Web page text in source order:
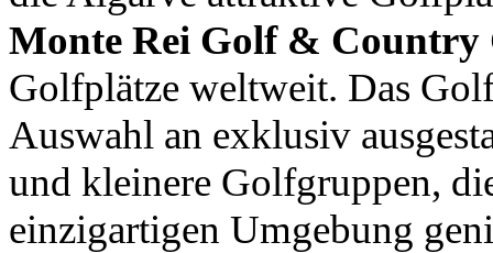
Monte Rei Golf & Country
Golfplätze weltweit. Das
Auswahl an exklusiv
und kleinere Golfgruppen,
einzigartigen Umgebung